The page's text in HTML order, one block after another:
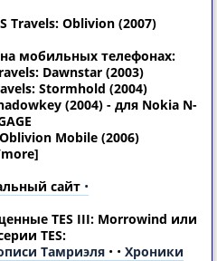
Travels: Oblivion (2007)
мобильных телефонах:
Dawnstar (2003)
Stormhold (2004)
(2004) - для Nokia N-
Mobile (2006)
сайт •
TES III: Morrowind или
TES:
Тамриэля • •Хроники